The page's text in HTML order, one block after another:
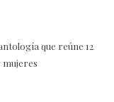
que reúne 12